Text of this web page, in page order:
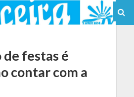
de festas é
contar com a